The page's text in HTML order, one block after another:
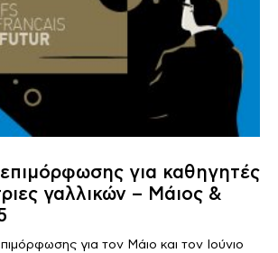
για καθηγητές
γαλλικών – Μάιος &
για τον Μάιο και τον Ιούνιο